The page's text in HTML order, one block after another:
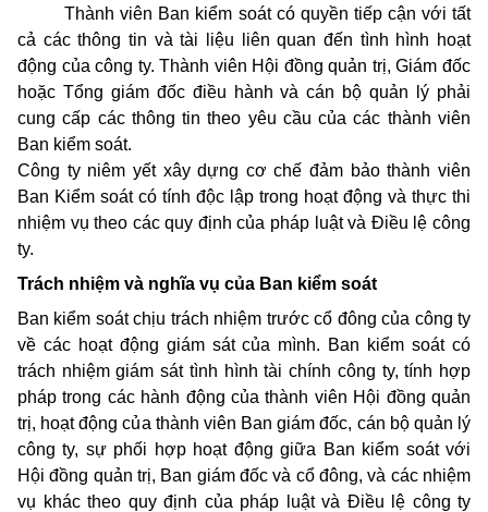
Thành viên Ban kiểm soát có quyền tiếp cận với tất
cả các thông tin và tài liệu liên quan đến tình hình hoạt
động của công ty. Thành viên Hội đồng quản trị, Giám đốc
hoặc Tổng giám đốc điều hành và cán bộ quản lý phải
cung cấp các thông tin theo yêu cầu của các thành viên
Ban kiểm soát.
Công ty niêm yết xây dựng cơ chế đảm bảo thành viên
Ban Kiểm soát có tính độc lập trong hoạt động và thực thi
nhiệm vụ theo các quy định của pháp luật và Điều lệ công
ty.
Trách nhiệm và nghĩa vụ của Ban kiểm soát
Ban kiểm soát chịu trách nhiệm trước cổ đông của công ty
về các hoạt động giám sát của mình. Ban kiểm soát có
trách nhiệm giám sát tình hình tài chính công ty, tính hợp
pháp trong các hành động của thành viên Hội đồng quản
trị, hoạt động của thành viên Ban giám đốc, cán bộ quản lý
công ty, sự phối hợp hoạt động giữa Ban kiểm soát với
Hội đồng quản trị, Ban giám đốc và cổ đông, và các nhiệm
vụ khác theo quy định của pháp luật và Điều lệ công ty